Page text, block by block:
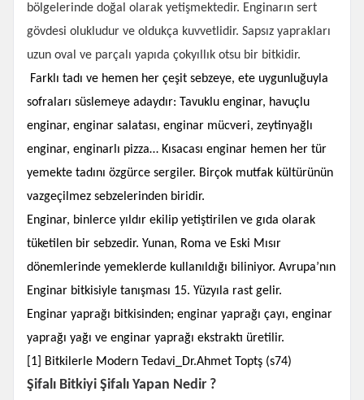
bölgelerinde doğal olarak yetişmektedir. Enginarın sert
gövdesi olukludur ve oldukça kuvvetlidir. Sapsız yaprakları
uzun oval ve parçalı yapıda çokyıllık otsu bir bitkidir.
Farklı tadı ve hemen her çeşit sebzeye, ete uygunluğuyla
sofraları süslemeye adaydır: Tavuklu enginar, havuçlu
enginar, enginar salatası, enginar mücveri, zeytinyağlı
enginar, enginarlı pizza… Kısacası enginar hemen her tür
yemekte tadını özgürce sergiler. Birçok mutfak kültürünün
vazgeçilmez sebzelerinden biridir.
Enginar, binlerce yıldır ekilip yetiştirilen ve gıda olarak
tüketilen bir sebzedir. Yunan, Roma ve Eski Mısır
dönemlerinde yemeklerde kullanıldığı biliniyor. Avrupa’nın
Enginar bitkisiyle tanışması 15. Yüzyıla rast gelir.
Enginar yaprağı bitkisinden; enginar yaprağı çayı, enginar
yaprağı yağı ve enginar yaprağı ekstraktı üretilir.
[1] Bitkilerle Modern Tedavi_Dr.Ahmet Toptş (s74)
Şifalı Bitkiyi Şifalı Yapan Nedir ?